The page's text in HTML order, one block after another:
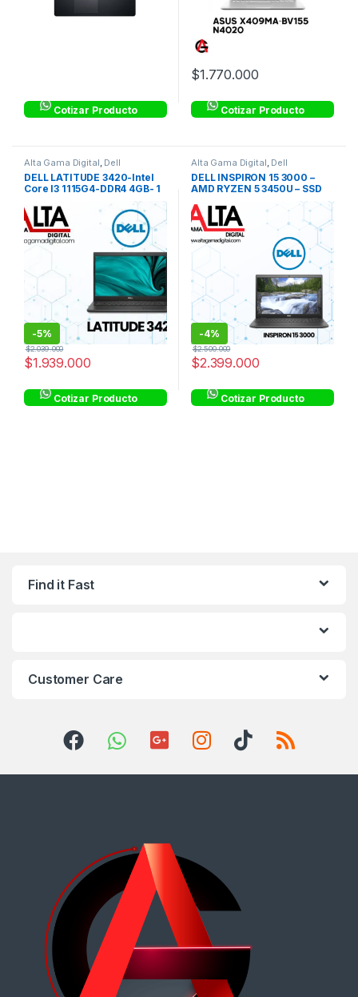
Cotizar Producto
$1.770.000
Cotizar Producto
Alta Gama Digital, Dell
Colombia,Dell Colombia Dell
Latitude Corporativos,Equipos
Corporativos,Laptops, Laptops
Procesadores Intel®
Procesadores Intel® Core™ i3
DELL LATITUDE 3420-Intel
Core I3 1115G4-DDR4 4GB- 1
-5%
$1.939.000
$2.039.000
Cotizar Producto
Alta Gama Digital, Dell
Colombia,Dell Colombia ,
Inspiron Corporativo,Equipos
Corporativos,Laptops, Laptops
Procesadores AMD
DELL INSPIRON 15 3000 –
AMD RYZEN 5 3450U – SSD
256GB – DDR4 8GB – 15.6″ HD
-4%
$2.399.000
$2.500.000
Cotizar Producto
Find it Fast
Customer Care